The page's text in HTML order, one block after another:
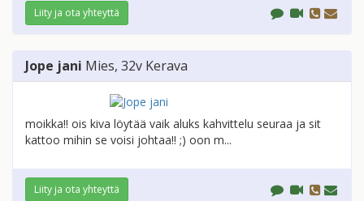
Liity ja ota yhteyttä
Jope jani Mies, 32v Kerava
moikka!! ois kiva löytää vaik aluks kahvittelu seuraa ja sit
kattoo mihin se voisi johtaa!! ;) oon m...
Liity ja ota yhteyttä